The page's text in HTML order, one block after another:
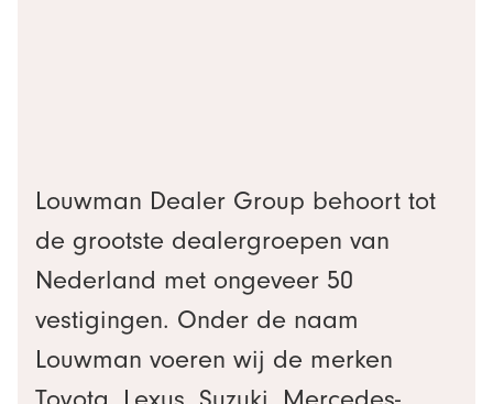
Louwman Dealer Group behoort tot
de grootste dealergroepen van
Nederland met ongeveer 50
vestigingen. Onder de naam
Louwman voeren wij de merken